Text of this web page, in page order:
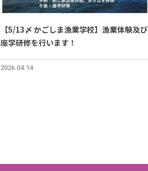
【5/13〆 かごしま漁業学校】漁業体験及び
座学研修を行います！
2026.04.14